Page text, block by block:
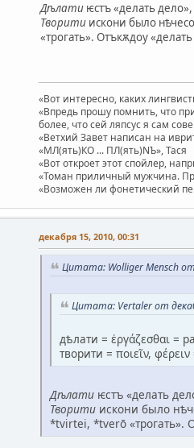
Дѣлати ѥстъ «делать
Творити искони было
«трогать». Отъкѫдоу
«Вот интересно, каких
«Впредь прошу помнить, что
более, что сей ляпсус я сам
«Ветхий Завет написан на
«МЛ(ять)КО ... ПЛ(ять)NЪ», Тася
«Вот откроет этот спойлер,
«Томан приличный мужчина.
«Возможен ли фонетический
декабря 15, 2010, 00:31
Цитата: Wolliger Mensch
Цитата: Vertaler от
дѣлати = ἐργάζεσθαι =
творити = ποιει̃ν,
Дѣлати ѥстъ «делать
Творити искони было
*tvirtei, *tverō «трогать».